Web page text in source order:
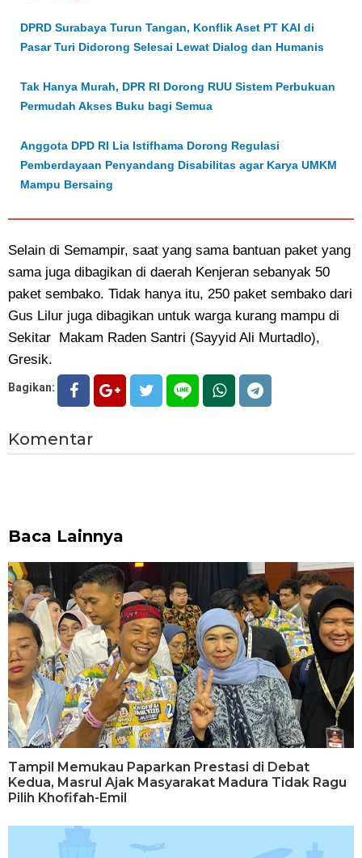
DPRD Surabaya Turun Tangan, Konflik Aset PT KAI di
Pasar Turi Didorong Selesai Lewat Dialog dan Humanis
Tak Hanya Murah, DPR RI Dorong RUU Sistem Perbukuan
Permudah Akses Buku bagi Semua
Anggota DPD RI Lia Istifhama Dorong Regulasi
Pemberdayaan Penyandang Disabilitas agar Karya UMKM
Mampu Bersaing
Selain di Semampir, saat yang sama bantuan paket yang
sama juga dibagikan di daerah Kenjeran sebanyak 50
paket sembako. Tidak hanya itu, 250 paket sembako dari
Gus Lilur juga dibagikan untuk warga kurang mampu di
Sekitar Makam Raden Santri (Sayyid Ali Murtadlo),
Gresik.
Bagikan:
Komentar
Baca Lainnya
Tampil Memukau Paparkan Prestasi di Debat
Kedua, Masrul Ajak Masyarakat Madura Tidak Ragu
Pilih Khofifah-Emil